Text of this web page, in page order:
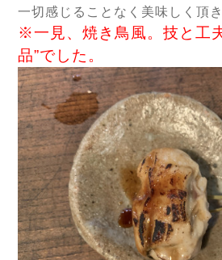
一切感じることなく美味しく頂き
※一見、焼き鳥風。技と工
品”でした。